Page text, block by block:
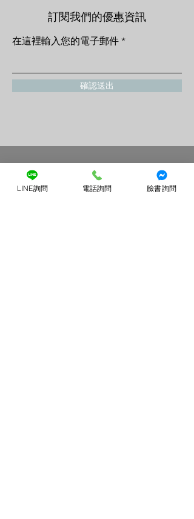
訂閱我們的優惠資訊
在這裡輸入您的電子郵件
確認送出
店鋪
LINE詢問 電話詢問 臉書詢問